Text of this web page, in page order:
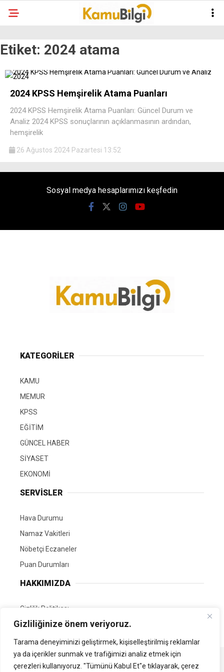
Gizliliğinize önem veriyoruz.
Tarama deneyiminizi geliştirmek, kişiselleştirilmiş reklamlar
ya da içerikler sunmak ve trafiğimizi analiz etmek için
çerezleri kullanıyoruz. "Tümünü Kabul Et"e tıklayarak, çerez
Etiket: 2024 atama
2024 KPSS Hemşirelik Atama Puanları
2024 KPSS Hemşirelik Atama Puanları: Güncel Durum ve
Analiz 2024 KPSS sonuçlarının açıklanmasının ardından,
hemşirelik
26 Ağustos 2024 Pazartesi 13:52
Sosyal medya hesaplarımızı keşfedin
KATEGORİLER
KAMU
MEMUR
KPSS
EĞİTİM
GÜNCEL HABER
SİYASET
EKONOMİ
SERVİSLER
Hava Durumu
Namaz Vakitleri
Nöbetçi Eczaneler
Puan Durumları
HAKKIMIZDA
Gizlilik Politikası
GÖNÜLLÜ EDİTÖRÜMÜZ OL
Tüm Hakları Saklıdır. | Kamubilgi.com | 2026